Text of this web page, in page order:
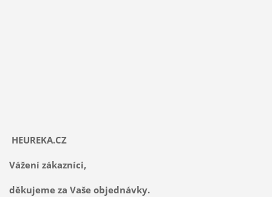
HEUREKA.CZ
Vážení zákazníci,
děkujeme za Vaše objednávky.